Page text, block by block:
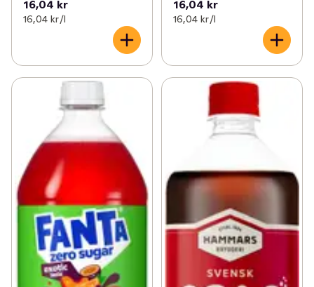
16,04 kr
16,04 kr /l
16,04 kr
16,04 kr /l